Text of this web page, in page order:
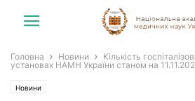
Головна Новини
Кількість
установах НАМН України станом на
Новини